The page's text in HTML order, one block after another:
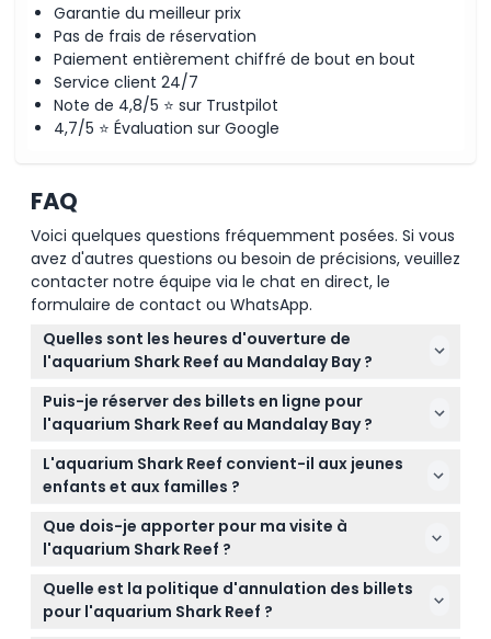
À savoir
Emplacement
Comment s'y rendre
Comment échanger
Politique d'annulation
Garantie du meilleur prix
Pas de frais de réservation
Paiement entièrement chiffré de bout en bout
Service client 24/7
Note de 4,8/5 ⭐ sur Trustpilot
4,7/5 ⭐ Évaluation sur Google
FAQ
Voici quelques questions fréquemment posées. Si vous
avez d'autres questions ou besoin de précisions, veuillez
contacter notre équipe via le chat en direct, le
formulaire de contact ou WhatsApp.
Quelles sont les heures d'ouverture de
l'aquarium Shark Reef au Mandalay Bay ?
L'aquarium Shark Reef est ouvert tous les jours de
10h00 à 20h00, la dernière entrée étant à 19h00
(soumis à changement — veuillez confirmer au
moment de la réservation).
Puis-je réserver des billets en ligne pour
l'aquarium Shark Reef au Mandalay Bay ?
Oui, les billets pour l'aquarium Shark Reef peuvent
être réservés en ligne ici même sur ce site, où vous
préféré.
L'aquarium Shark Reef convient-il aux jeunes
enfants et aux familles ?
Absolument ! Les enfants de 0 à 4 ans entrent
gratuitement, mais doivent être accompagnés
d'un adulte payant s'ils ont entre 0 et 12 ans. Les
enfants de 13 ans et plus paient le tarif adulte.
Notez que les enfants de moins de 5 ans ne
Que dois-je apporter pour ma visite à
l'aquarium Shark Reef ?
Apportez simplement des chaussures confortables
pour marcher et votre confirmation de billet.
N'oubliez pas que fumer et boire ne sont pas
Quelle est la politique d'annulation des billets
pour l'aquarium Shark Reef ?